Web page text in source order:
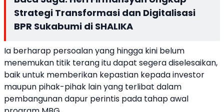
Strategi Transformasi dan Digitalisasi
BPR Sukabumi di SHALIKA
Ia berharap persoalan yang hingga kini belum
menemukan titik terang itu dapat segera diselesaikan,
baik untuk memberikan kepastian kepada investor
maupun pihak-pihak lain yang terlibat dalam
pembangunan dapur perintis pada tahap awal